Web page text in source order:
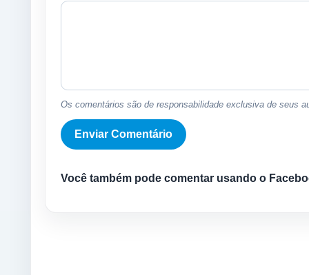
Os comentários são de responsabilidade exclusiva de seus
Você também pode comentar usando o